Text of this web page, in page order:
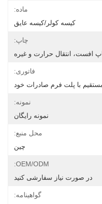
ماده:
کیسه کولر/کیسه عایق
چاپ:
افست، انتقال حرارت و غیره
فاتوری:
با پلت فرم صادرات خود
نمونه:
نمونه رایگان
محل منبع:
چین
OEM/ODM:
در صورت نیاز سفارشی کنید
گواهینامه: